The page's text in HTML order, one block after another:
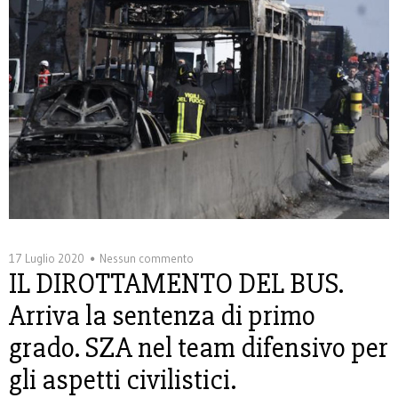
17 Luglio 2020 Nessun commento
IL DIROTTAMENTO DEL BUS.
Arriva la sentenza di primo
grado. SZA nel team difensivo per
gli aspetti civilistici.